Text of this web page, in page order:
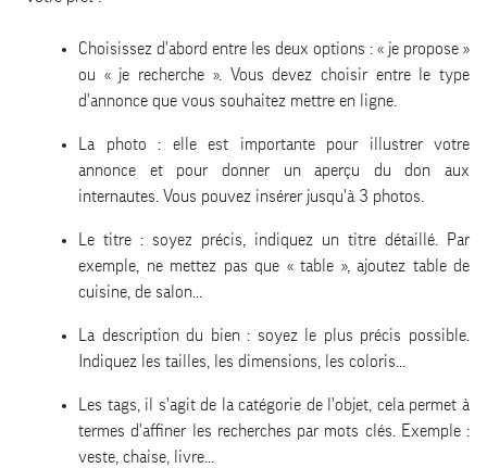
Choisissez d'abord entre les deux options : « je propose »
ou « je recherche ». Vous devez choisir entre le type
d'annonce que vous souhaitez mettre en ligne.
La photo : elle est importante pour illustrer votre
annonce et pour donner un aperçu du don aux
internautes. Vous pouvez insérer jusqu'à 3 photos.
Le titre : soyez précis, indiquez un titre détaillé. Par
exemple, ne mettez pas que « table », ajoutez table de
cuisine, de salon...
La description du bien : soyez le plus précis possible.
Indiquez les tailles, les dimensions, les coloris...
Les tags, il s'agit de la catégorie de l'objet, cela permet à
termes d'affiner les recherches par mots clés. Exemple :
veste, chaise, livre...